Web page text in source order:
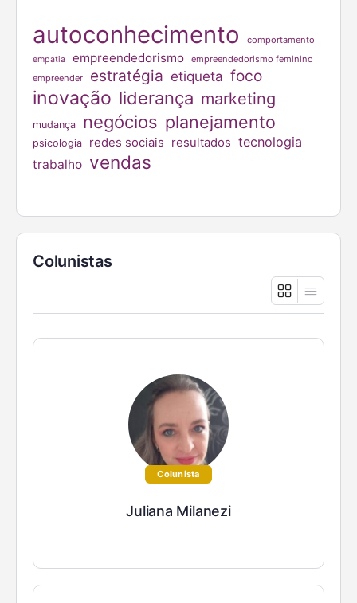
autoconhecimento comportamento
empatia empreendedorismo
empreendedorismo feminino
empreender
estratégia etiqueta foco
inovação liderança marketing
mudança negócios planejamento
psicologia redes sociais resultados tecnologia
trabalho vendas
Colunistas
Colunista
Juliana Milanezi